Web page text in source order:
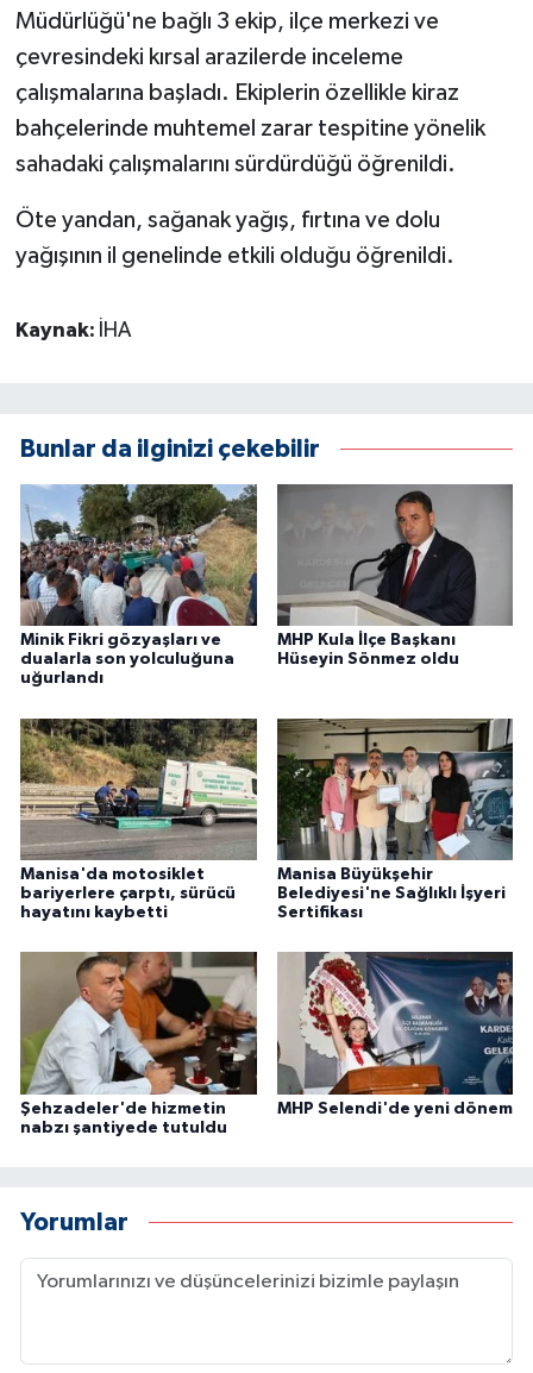
Müdürlüğü'ne bağlı 3 ekip, ilçe merkezi ve
çevresindeki kırsal arazilerde inceleme
çalışmalarına başladı. Ekiplerin özellikle kiraz
bahçelerinde muhtemel zarar tespitine yönelik
sahadaki çalışmalarını sürdürdüğü öğrenildi.
Öte yandan, sağanak yağış, fırtına ve dolu
yağışının il genelinde etkili olduğu öğrenildi.
Kaynak: İHA
Bunlar da ilginizi çekebilir
Minik Fikri gözyaşları ve
dualarla son yolculuğuna
uğurlandı
MHP Kula İlçe Başkanı
Hüseyin Sönmez oldu
Manisa'da motosiklet
bariyerlere çarptı, sürücü
hayatını kaybetti
Manisa Büyükşehir
Belediyesi'ne Sağlıklı İşyeri
Sertifikası
Şehzadeler'de hizmetin
nabzı şantiyede tutuldu
MHP Selendi'de yeni dönem
Yorumlar